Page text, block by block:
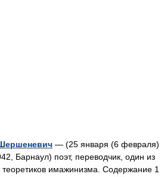
— (25 января (6 февраля)
Барнаул) поэт, переводчик, один из
теоретиков имажинизма. Содержание 1